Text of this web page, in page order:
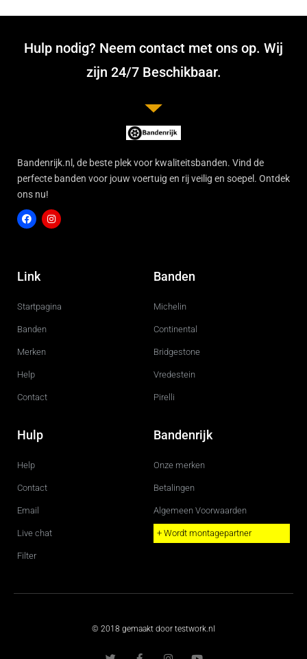
Hulp nodig? Neem contact met ons op. Wij
zijn 24/7 Beschikbaar.
Bandenrijk.nl, de beste plek voor kwaliteitsbanden. Vind de
perfecte banden voor jouw voertuig en rij veilig en soepel. Ontdek
ons nu!
c
e
o
g
r
Link
Startpagina
Banden
Merken
Help
Contact
Banden
Michelin
Continental
Bridgestone
Vredestein
Pirelli
Hulp
Help
Contact
Email
Live chat
Filter
Bandenrijk
Onze merken
Betalingen
Algemeen Voorwaarden
+ Wordt montagepartner
© 2018 gemaakt door testwork.nl
w a n o